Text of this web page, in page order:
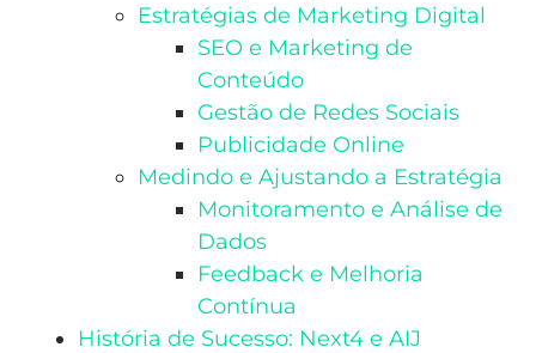
Estratégias de Marketing Digital
SEO e Marketing de
Conteúdo
Gestão de Redes Sociais
Publicidade Online
Medindo e Ajustando a Estratégia
Monitoramento e Análise de
Dados
Feedback e Melhoria
Contínua
História de Sucesso: Next4 e AIJ